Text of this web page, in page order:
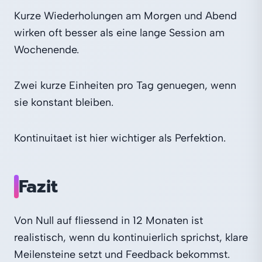
Kurze Wiederholungen am Morgen und Abend
wirken oft besser als eine lange Session am
Wochenende.
Zwei kurze Einheiten pro Tag genuegen, wenn
sie konstant bleiben.
Kontinuitaet ist hier wichtiger als Perfektion.
Fazit
Von Null auf fliessend in 12 Monaten ist
realistisch, wenn du kontinuierlich sprichst, klare
Meilensteine setzt und Feedback bekommst.